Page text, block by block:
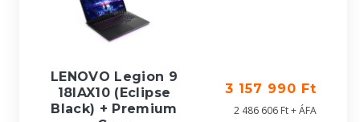
LENOVO Legion 9
18IAX10 (Eclipse
Black) + Premium
3 157 990 Ft
2 486 606 Ft + ÁFA